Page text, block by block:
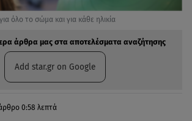
όλο το σώμα και για κάθε ηλικία
άρθρα μας στα αποτελέσματα αναζήτησης
Add star.gr on Google
0:58 λεπτά